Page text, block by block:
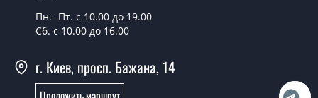
От 5200 грн.
Нужны двери с ковкой эконом класса,
что посоветуете?
Пн.- Пт. с 10.00 до 19.00
Сб. с 10.00 до 16.00
г. Киев, просп. Бажана, 14